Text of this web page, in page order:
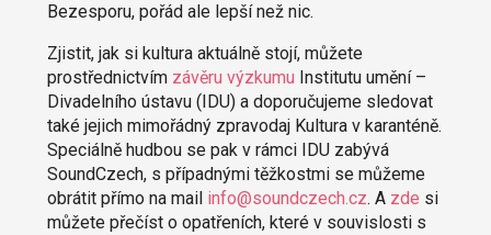
Bezesporu, pořád ale lepší než nic.
Zjistit, jak si kultura aktuálně stojí, můžete
prostřednictvím závěru výzkumu Institutu umění –
Divadelního ústavu (IDU) a doporučujeme sledovat
také jejich mimořádný zpravodaj Kultura v karanténě.
Speciálně hudbou se pak v rámci IDU zabývá
SoundCzech, s případnými těžkostmi se můžeme
obrátit přímo na mail info@soundczech.cz. A zde si
můžete přečíst o opatřeních, které v souvislosti s